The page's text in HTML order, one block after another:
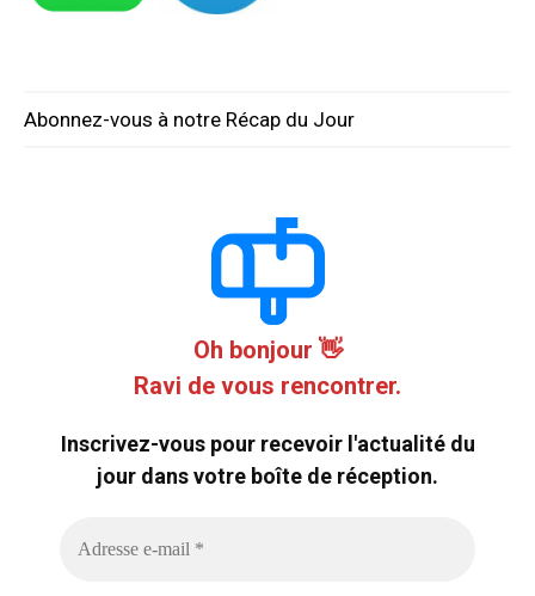
Abonnez-vous à notre Récap du Jour
Oh bonjour 👋
Ravi de vous rencontrer.
Inscrivez-vous pour recevoir l'actualité du
jour dans votre boîte de réception.